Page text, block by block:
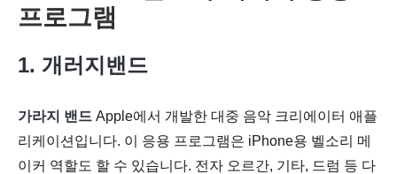
프로그램
1. 개러지밴드
가라지 밴드 Apple에서 개발한 대중 음악 크리에이터 애플
리케이션입니다. 이 응용 프로그램은 iPhone용 벨소리 메
이커 역할도 할 수 있습니다. 전자 오르간, 기타, 드럼 등 다